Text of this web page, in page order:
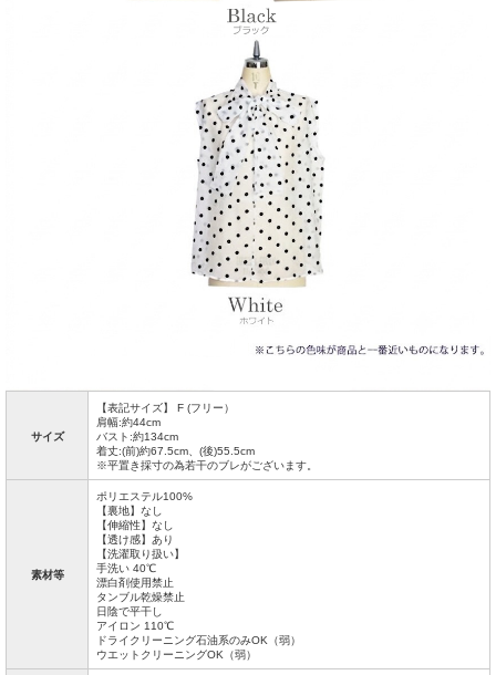
サイズ
【表記サイズ】 F (フリー）
肩幅:約44cm
バスト:約134cm
着丈:(前)約67.5cm、(後)55.5cm
※平置き採寸の為若干のブレがございます。
素材等
ポリエステル100%
【裏地】なし
【伸縮性】なし
【透け感】あり
【洗濯取り扱い】
手洗い 40℃
漂白剤使用禁止
タンブル乾燥禁止
日陰で平干し
アイロン 110℃
ドライクリーニング石油系のみOK（弱）
ウエットクリーニングOK（弱）